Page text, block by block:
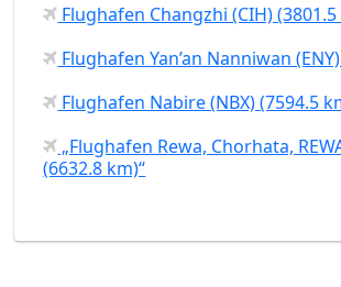
Flughafen Changzhi (CIH)
Flughafen Yan’an Nanniwan
Flughafen Nabire (NBX) (7594.5
„Flughafen Rewa, Chorhata,
(6632.8 km)“